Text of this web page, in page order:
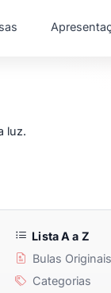
luz.
Lista A a Z
Bulas Originais
Categorias